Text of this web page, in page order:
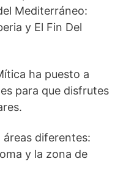
Mediterráneo:
y El Fin Del
ha puesto a
para que disfrutes
áreas diferentes:
y la zona de